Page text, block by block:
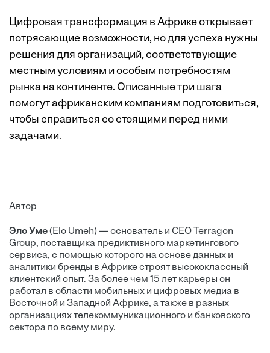
Цифровая трансформация в Африке открывает
потрясающие возможности, но для успеха нужны
решения для организаций, соответствующие
местным условиям и особым потребностям
рынка на континенте. Описанные три шага
помогут африканским компаниям подготовиться,
чтобы справиться со стоящими перед ними
задачами.
Автор
Эло Уме(Elo Umeh) — основатель и CEO Terragon
Group, поставщика предиктивного маркетингового
сервиса, с помощью которого на основе данных и
аналитики бренды в Африке строят высококлассный
клиентский опыт. За более чем 15 лет карьеры он
работал в области мобильных и цифровых медиа в
Восточной и Западной Африке, а также в разных
организациях телекоммуникационного и банковского
сектора по всему миру.